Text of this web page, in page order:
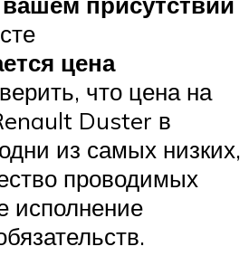
цена
что цена на
Duster в
из самых низких,
проводимых
исполнение